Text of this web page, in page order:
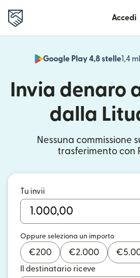
Accedi
Google Play 4,8 stelle1,4
Invia denaro
dalla
Nessuna commissione
trasferimento con
Tu invii
Oppure seleziona un importo
€200 €2.000 €
Il destinatario riceve